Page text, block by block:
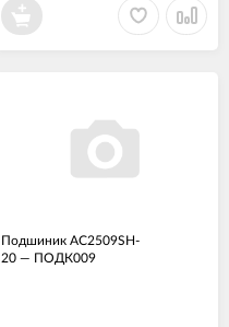
Подшиник AC2509SH-
20 — ПОДК009